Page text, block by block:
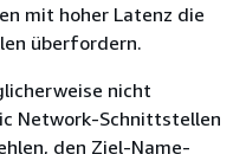
mit hoher Latenz die
überfordern.
nicht
Network-Schnittstellen
den Ziel-Name-